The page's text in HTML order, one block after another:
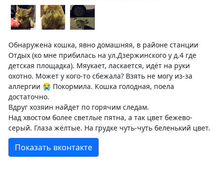
Обнаружена кошка, явно домашняя, в районе станции
Отдых (ко мне прибилась на ул.Дзержинского у д.4 где
детская площадка). Мяукает, ласкается, идёт на руки
охотно. Может у кого-то сбежала? Взять не могу из-за
аллергии 😭 Покормила. Кошка голодная, поела
достаточно.
Вдруг хозяин найдет по горячим следам.
Над хвостом более светлые пятна, а так цвет бежево-
серый. Глаза жёлтые. На грудке чуть-чуть беленький цвет.
Показать вконтакте